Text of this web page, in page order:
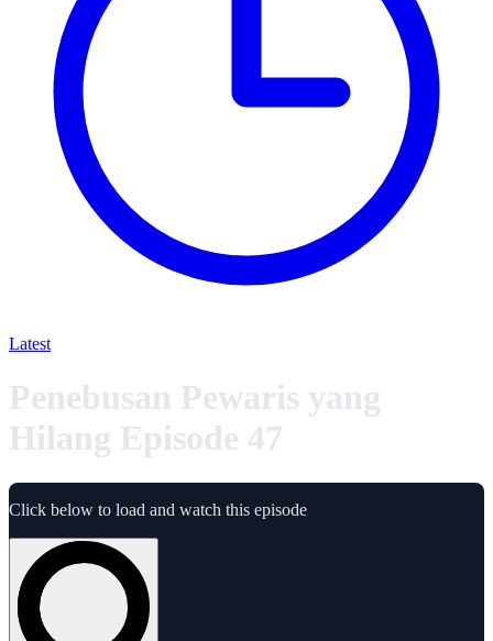
Latest
Penebusan Pewaris yang
Hilang Episode 47
Click below to load and watch this episode